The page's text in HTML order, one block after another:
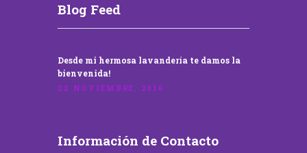
Blog Feed
Desde mi hermosa lavandería te damos la
bienvenida!
22 NOVIEMBRE, 2016
Información de Contacto